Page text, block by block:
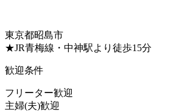
東京都昭島市
★JR青梅線・中神駅より徒歩15分
歓迎条件
フリーター歓迎
主婦(夫)歓迎